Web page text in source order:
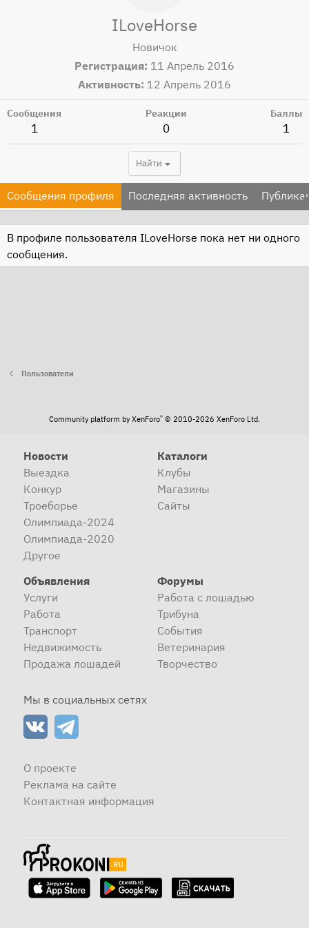
ILoveHorse
Новичок
Регистрация 11 Апрель 2016
Активность 12 Апрель 2016
Сообщения
1
Реакции
0
Баллы
1
Найти
Сообщения профиля Последняя активность
В профиле пользователя ILoveHorse пока нет ни одного
сообщения.
Пользователи
Community platform by XenForo® © 2010-2026 XenForo Ltd.
Новости
Выездка
Конкур
Троеборье
Олимпиада-2024
Олимпиада-2020
Другое
Каталоги
Клубы
Магазины
Сайты
Объявления
Услуги
Работа
Транспорт
Недвижимость
Продажа лошадей
Форумы
Работа с лошадью
Трибуна
События
Ветеринария
Творчество
Мы в социальных сетях
О проекте
Реклама на сайте
Контактная информация